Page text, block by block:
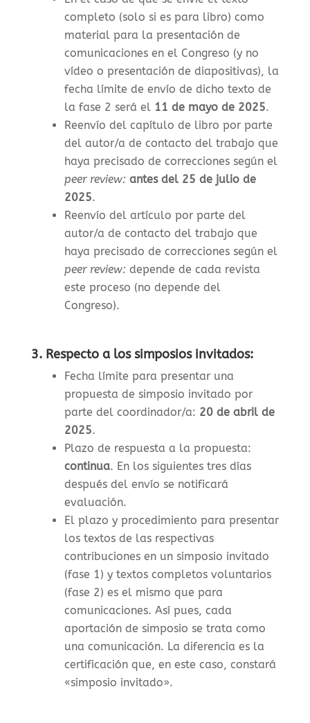
completo (solo si es para libro) como
material para la presentación de
comunicaciones en el Congreso (y no
vídeo o presentación de diapositivas), la
fecha límite de envío de dicho texto de
la fase 2 será el 11 de mayo de 2025.
Reenvío del capítulo de libro por parte
del autor/a de contacto del trabajo que
haya precisado de correcciones según el
peer review: antes del 25 de julio de
2025.
Reenvío del artículo por parte del
autor/a de contacto del trabajo que
haya precisado de correcciones según el
peer review: depende de cada revista
este proceso (no depende del
Congreso).
3. Respecto a los simposios invitados:
Fecha límite para presentar una
propuesta de simposio invitado por
parte del coordinador/a: 20 de abril de
2025.
Plazo de respuesta a la propuesta:
continua. En los siguientes tres días
después del envío se notificará
evaluación.
El plazo y procedimiento para presentar
los textos de las respectivas
contribuciones en un simposio invitado
(fase 1) y textos completos voluntarios
(fase 2) es el mismo que para
comunicaciones. Así pues, cada
aportación de simposio se trata como
una comunicación. La diferencia es la
certificación que, en este caso, constará
«simposio invitado».